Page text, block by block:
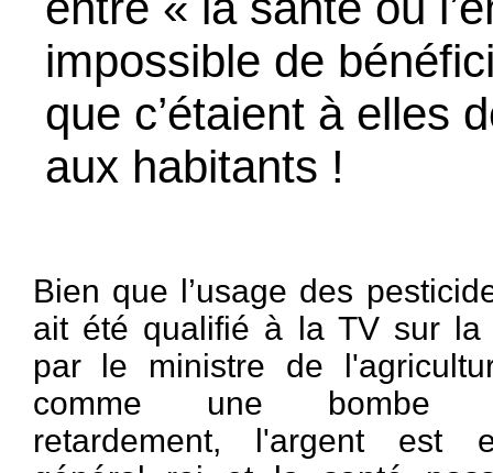
impossible de
que c’étaient à elles
aux habitants !
Bien que l’usage des
ait été qualifié à la TV sur la
par le ministre de
comme une bombe
retardement, l'argent est